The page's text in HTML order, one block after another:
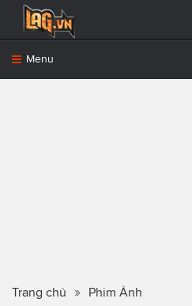
Menu
Trang chủ Phim Ảnh